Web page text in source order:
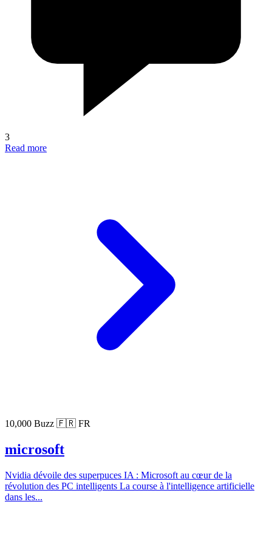
3
Read more
10,000 Buzz 🇫🇷 FR
microsoft
Nvidia dévoile des superpuces IA : Microsoft au cœur de la
révolution des PC intelligents La course à l'intelligence artificielle
dans les...